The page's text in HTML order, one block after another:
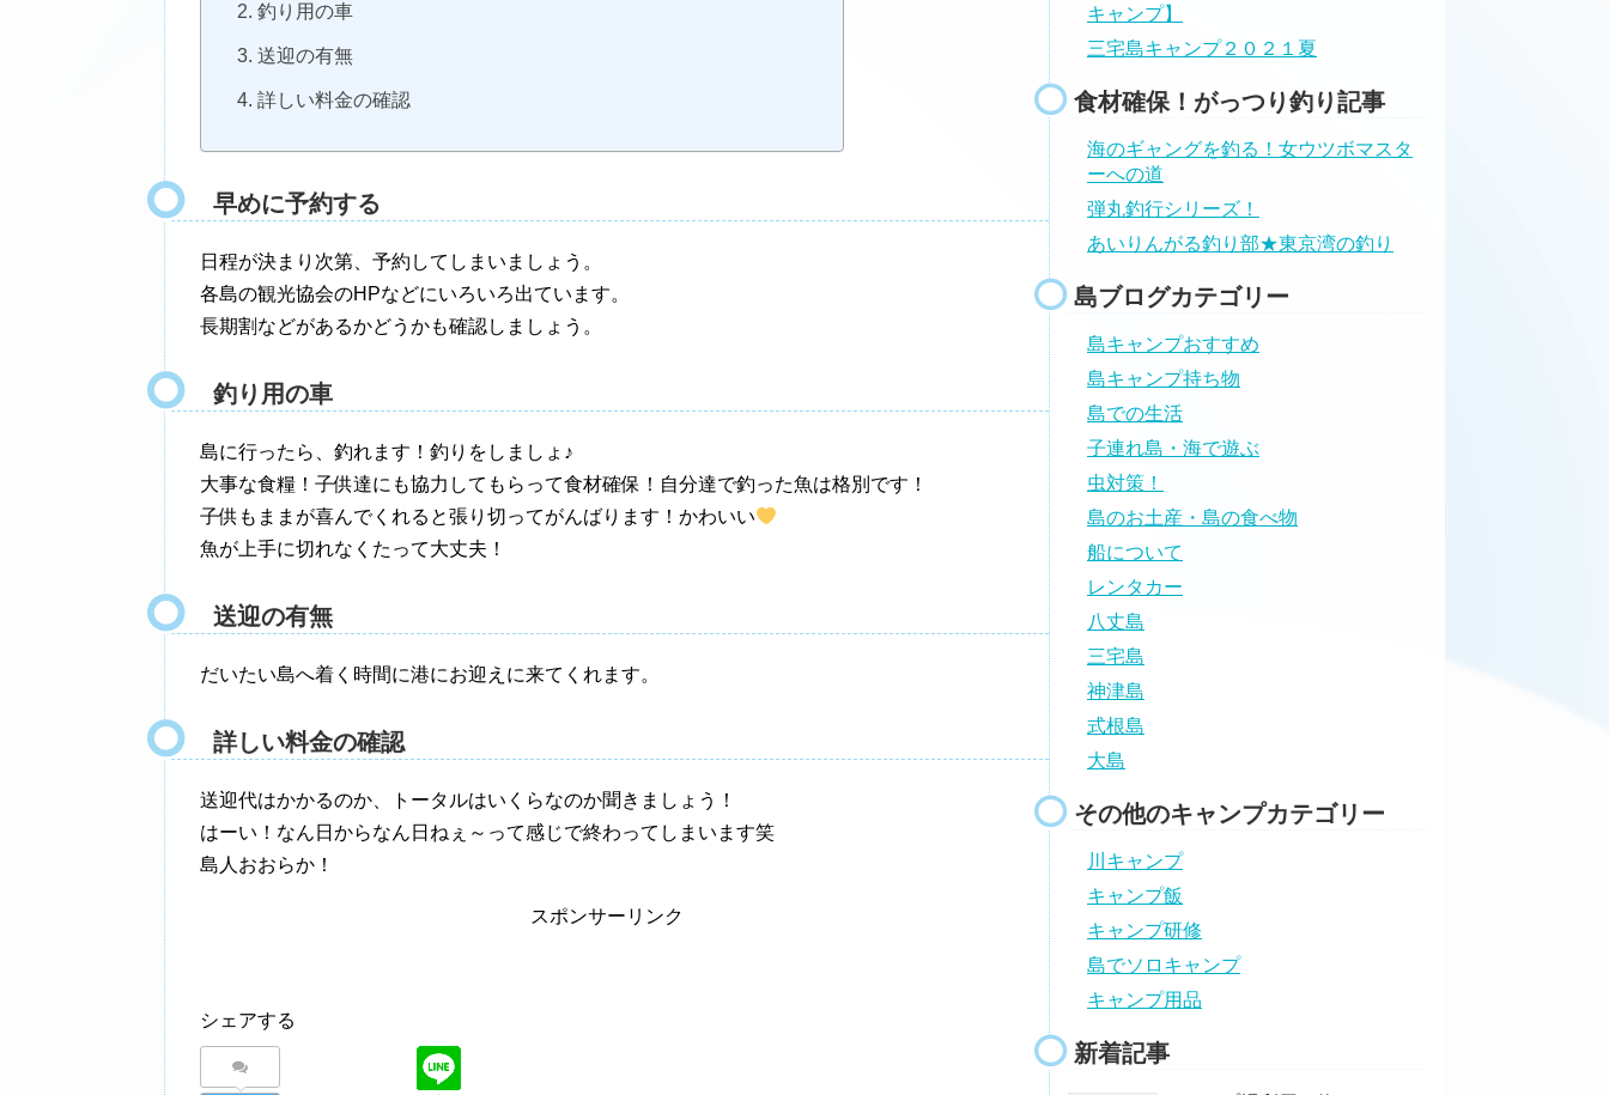
釣り用の車
送迎の有無
詳しい料金の確認
早めに予約する
日程が決まり次第、予約してしまいましょう。
各島の観光協会のHPなどにいろいろ出ています。
長期割などがあるかどうかも確認しましょう。
釣り用の車
島に行ったら、釣れます！釣りをしましょ♪
大事な食糧！子供達にも協力してもらって食材確保！自分達で釣った魚は格別です！
子供もままが喜んでくれると張り切ってがんばります！かわいい
魚が上手に切れなくたって大丈夫！
送迎の有無
だいたい島へ着く時間に港にお迎えに来てくれます。
詳しい料金の確認
送迎代はかかるのか、トータルはいくらなのか聞きましょう！
はーい！なん日からなん日ねぇ～って感じで終わってしまいます笑
島人おおらか！
スポンサーリンク
シェアする
キャンプ】
三宅島キャンプ２０２１夏
食材確保！がっつり釣り記事
海のギャングを釣る！女ウツボマスタ
ーへの道
弾丸釣行シリーズ！
あいりんがる釣り部★東京湾の釣り
島ブログカテゴリー
島キャンプおすすめ
島キャンプ持ち物
島での生活
子連れ島・海で遊ぶ
虫対策！
島のお土産・島の食べ物
船について
レンタカー
八丈島
三宅島
神津島
式根島
大島
その他のキャンプカテゴリー
川キャンプ
キャンプ飯
キャンプ研修
島でソロキャンプ
キャンプ用品
新着記事